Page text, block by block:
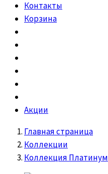
Контакты
Корзина
Акции
Главная страница
Коллекции
Коллекция Платинум